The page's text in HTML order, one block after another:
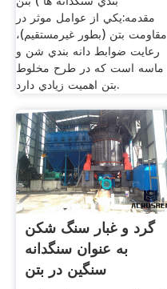
مقدمه:يكي از عوامل موثر در
مقاومت بتن (بطور غيرمستقيم)،
رعايت ضوابط دانه بندي شن و
ماسه است كه در طرح مخلوط
بتن اهميت زيادي دارد.
گرد و غبار سنگ شکن
به عنوان سنگدانه
سنگین در بتن